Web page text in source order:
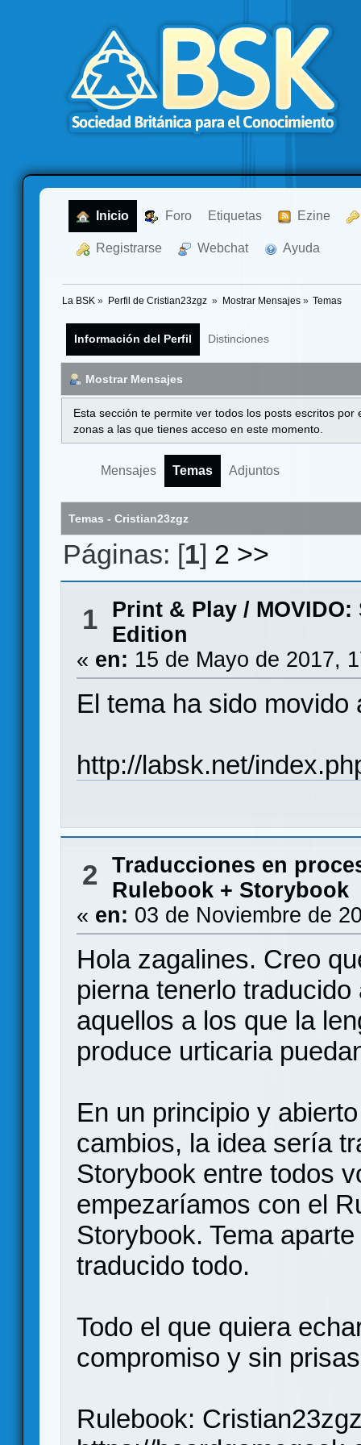
Inicio Foro Etiquetas Ezine
Registrarse Webchat Ayuda
La BSK » Perfil de Cristian23zgz » Mostrar Mensajes» Temas
Información del Perfil Distinciones
Mostrar Mensajes
Esta sección te permite ver todos los posts escritos
zonas a las que tienes acceso en este momento.
Mensajes Temas Adjuntos
Temas - Cristian23zgz
Páginas: [1] 2 >>
1 Print & Play/
Edition
« en: 15 de Mayo de 2017,
El tema ha sido
http://labsk.net/
2
Traducciones en
Rulebook + Storybook
« en: 03 de Noviembre de
Hola zagalines. Creo
pierna tenerlo
aquellos a los que la
produce urticaria
En un principio y
cambios, la idea sería
Storybook entre todos
empezaríamos con el
Storybook. Tema
traducido todo.
Todo el que quiera
compromiso y sin
Rulebook: